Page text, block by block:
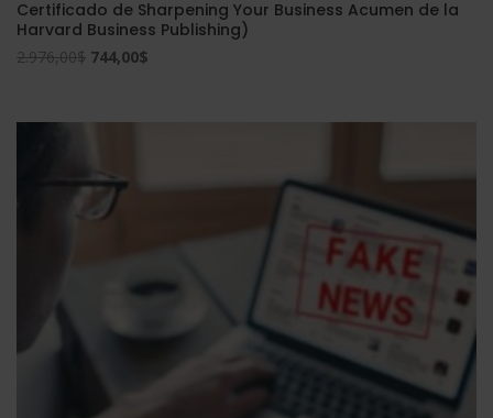
Certificado de Sharpening Your Business Acumen de la
Harvard Business Publishing)
2.976,00$ El
744,00$